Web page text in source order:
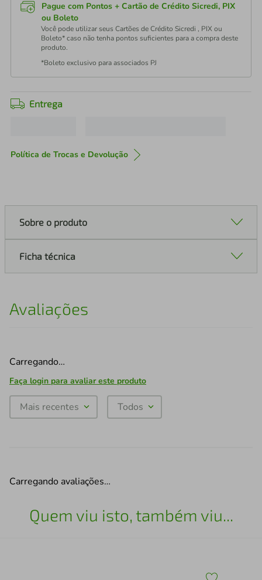
Pague com Pontos + Cartão de Crédito Sicredi, PIX
ou Boleto
Você pode utilizar seus Cartões de Crédito Sicredi , PIX ou
Boleto* caso não tenha pontos suficientes para a compra deste
produto.
*Boleto exclusivo para associados PJ
Entrega
Política de Trocas e Devolução
Sobre o produto
Ficha técnica
Avaliações
Carregando…
Faça login para avaliar este produto
Mais recentes Todos
Carregando avaliações…
Quem viu isto, também viu...